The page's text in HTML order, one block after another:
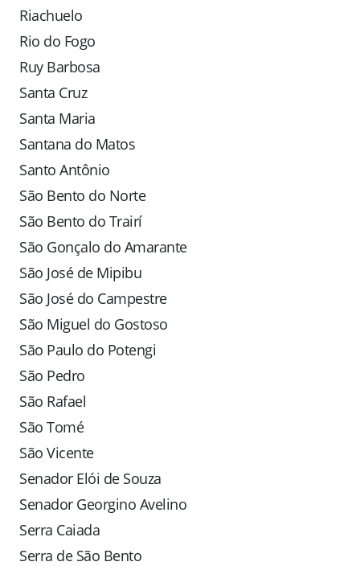
Riachuelo
Rio do Fogo
Ruy Barbosa
Santa Cruz
Santa Maria
Santana do Matos
Santo Antônio
São Bento do Norte
São Bento do Trairí
São Gonçalo do Amarante
São José de Mipibu
São José do Campestre
São Miguel do Gostoso
São Paulo do Potengi
São Pedro
São Rafael
São Tomé
São Vicente
Senador Elói de Souza
Senador Georgino Avelino
Serra Caiada
Serra de São Bento